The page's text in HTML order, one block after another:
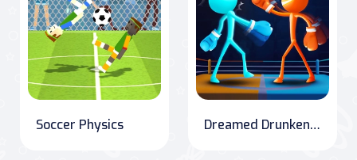
Soccer Physics Dreamed Drunken Punch